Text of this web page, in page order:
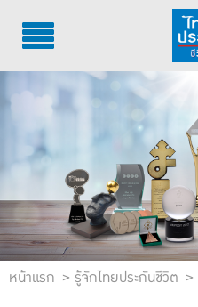
บริการลูกค้า
บริการตัวแทน
รู้จักไทยประกันชีวิต
นักลงทุนสัมพันธ์
เพื่อสังคมไทย
หน้าแรก รู้จักไทยประกันชีวิต